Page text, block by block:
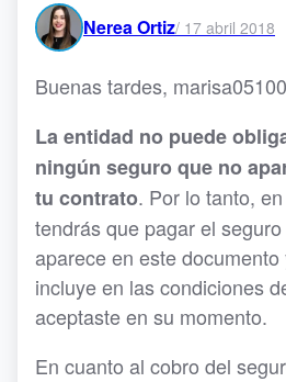
Nerea Ortiz/ 17 abril 2018
Buenas tardes,
La entidad no puede
ningún seguro que no
tu contrato. Por lo tanto,
tendrás que pagar el
aparece en este
incluye en las condiciones
aceptaste en su momento.
En cuanto al cobro del